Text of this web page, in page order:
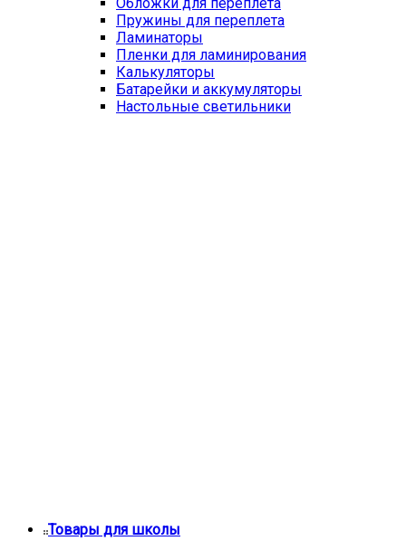
Обложки для переплета
Пружины для переплета
Ламинаторы
Пленки для ламинирования
Калькуляторы
Батарейки и аккумуляторы
Настольные светильники
Товары для школы